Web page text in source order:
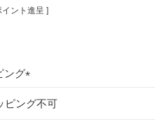
イント進呈 ]
ング
必